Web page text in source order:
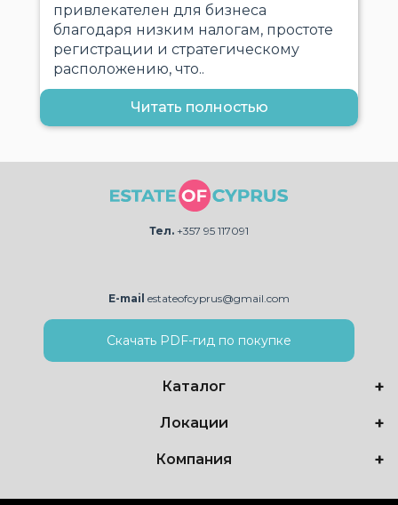
привлекателен для бизнеса
благодаря низким налогам, простоте
регистрации и стратегическому
расположению, что..
Читать полностью
Тел. +357 95 117091
E-mail estateofcyprus@gmail.com
Скачать PDF-гид по покупке
Каталог
Локации
Компания